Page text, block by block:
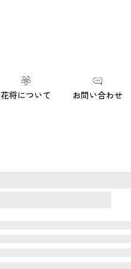
花将について お問い合わせ